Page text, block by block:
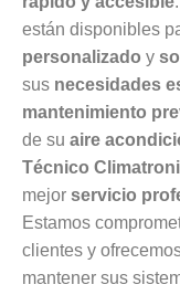
están disponibles
personalizado y
sus necesidades
mantenimiento
de su aire
Técnico
mejor servicio
Estamos
clientes y
mantener sus